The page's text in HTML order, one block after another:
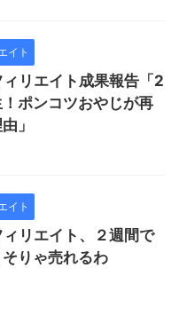
イト
リエイト成果報告「2
ポンコツおやじが再
」
イト
リエイト、２週間で
りゃ売れるわ